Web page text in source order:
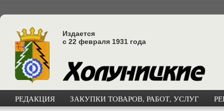
Издается
с 22 февраля 1931 года
РЕДАКЦИЯ ЗАКУПКИ ТОВАРОВ, РАБОТ, УСЛУГ